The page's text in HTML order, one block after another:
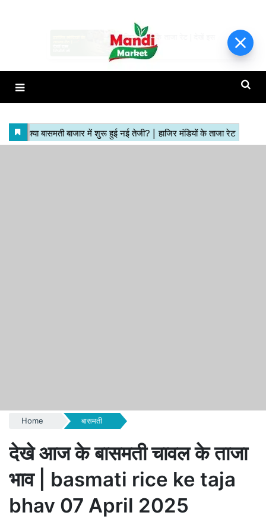
Home बासमती
देखे आज के बासमती चावल के ताजा
भाव | basmati rice ke taja
bhav 07 April 2025
हाजिर मंडियों के ताजा रेट | देखें इस
रिपोर्ट में